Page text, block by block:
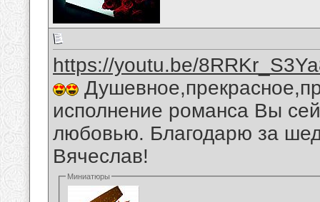
https://youtu.be/
исполнение романса Вы
любовью. Благодарю за
Вячеслав!
Миниатюры